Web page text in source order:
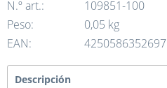
N.º art.:
109851-100
Peso:
0,05 kg
EAN:
4250586352697
Descripción